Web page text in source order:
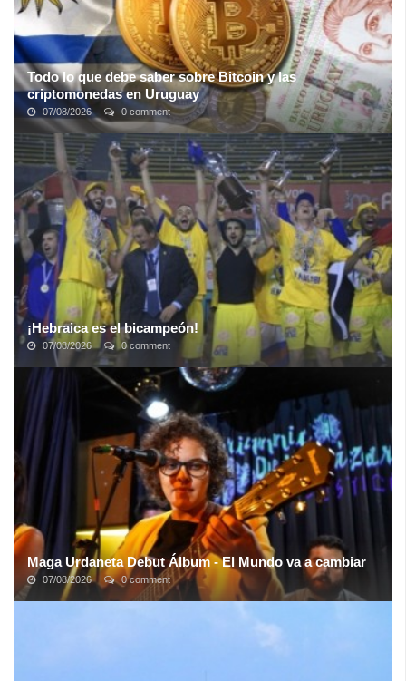
Todo lo que debe saber sobre Bitcoin y las
criptomonedas en Uruguay
07/08/2026 0 comment
Guía de lo más importante a la hora de operar o comerciar con
monedas digitales en Uruguay, así como de la adopción de la
tecnología Blockchain.
¡Hebraica es el bicampeón!
07/08/2026 0 comment
La clase de sus jugadores, la experiencia de un equipo y la
planificación de un cuerpo técnico que demostró estar a la altura
fueron la clave para ...
Maga Urdaneta Debut Álbum - El Mundo va a cambiar
07/08/2026 0 comment
La talentosa cantautora venezolana Maga Urdaneta presenta su